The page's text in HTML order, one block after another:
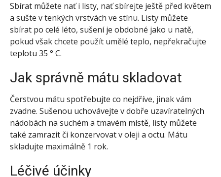
Sbírat můžete nať i listy, nať sbírejte ještě před květem
a sušte v tenkých vrstvách ve stínu. Listy můžete
sbírat po celé léto, sušení je obdobné jako u natě,
pokud však chcete použít umělé teplo, nepřekračujte
teplotu 35 ° C.
Jak správně mátu skladovat
Čerstvou mátu spotřebujte co nejdříve, jinak vám
zvadne. Sušenou uchovávejte v dobře uzavíratelných
nádobách na suchém a tmavém místě, listy můžete
také zamrazit či konzervovat v oleji a octu. Mátu
skladujte maximálně 1 rok.
Léčivé účinky